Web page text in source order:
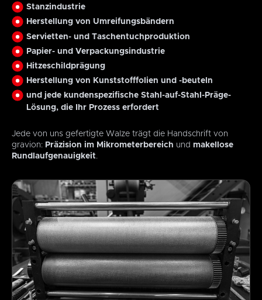
Stanzindustrie
Herstellung von Umreifungsbändern
Servietten- und Taschentuchproduktion
Papier- und Verpackungsindustrie
Hitzeschildprägung
Herstellung von Kunststofffolien und -beuteln
und jede kundenspezifische Stahl-auf-Stahl-Präge-
Lösung, die Ihr Prozess erfordert
Jede von uns gefertigte Walze trägt die Handschrift von
gravion: Präzision im Mikrometerbereich und makellose
Rundlaufgenauigkeit.